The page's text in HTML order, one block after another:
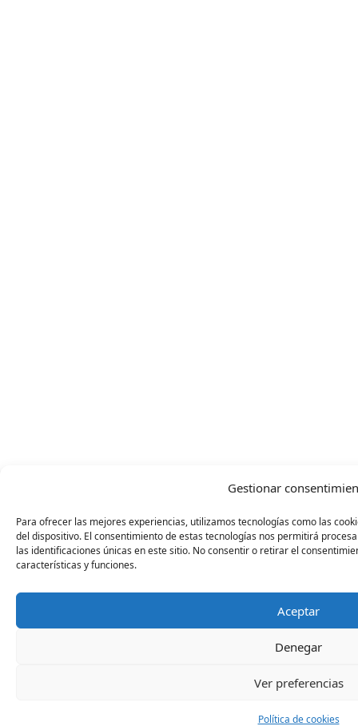
Gestionar
Para ofrecer las mejores experiencias, utilizamos tecnologías como las
del dispositivo. El consentimiento de estas tecnologías nos permitirá
las identificaciones únicas en este sitio. No consentir o retirar el
características y funciones.
Aceptar
Denegar
Ver preferencias
Política de cookies